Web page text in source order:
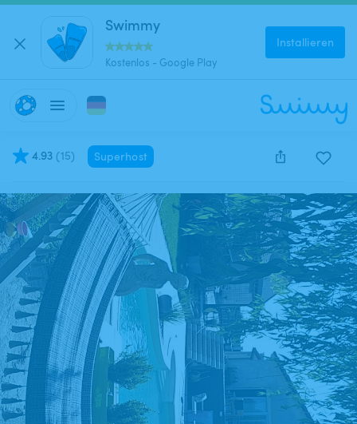
Swimmy
Kostenlos - Google Play
Installieren
4.93 (15) Superhost
Diese Anzeige wurde leider deaktiviert und kann nicht
reserviert werden.